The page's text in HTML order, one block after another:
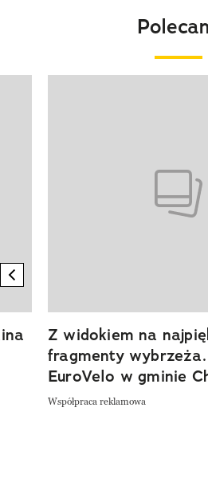
previous element
Z widokiem na
fragmenty
EuroVelo w gminie
Współpraca reklamowa